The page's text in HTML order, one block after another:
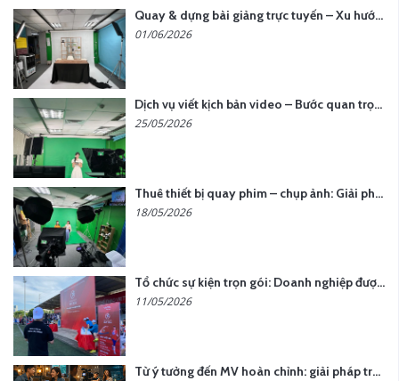
Quay & dựng bài giảng trực tuyến – Xu hướng đào tạo thời đại số
01/06/2026
Dịch vụ viết kịch bản video – Bước quan trọng quyết định thành công nội dung
25/05/2026
Thuê thiết bị quay phim – chụp ảnh: Giải pháp tối ưu chi phí cho doanh nghiệp
18/05/2026
Tổ chức sự kiện trọn gói: Doanh nghiệp được gì khi chọn đơn vị chuyên nghiệp?
11/05/2026
Từ ý tưởng đến MV hoàn chỉnh: giải pháp trọn gói tại YCN Media